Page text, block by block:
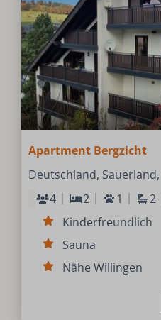
Apartment Bergzicht
Deutschland,
4
2 1 2
Kinderfreundlich
Sauna
Nähe Willingen